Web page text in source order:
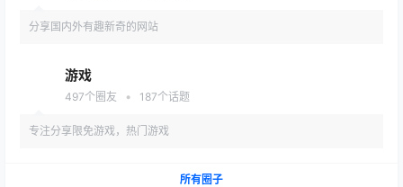
分享国内外有趣新奇的网站
游戏
497个圈友 • 187个话题
专注分享限免游戏，热门游戏
所有圈子